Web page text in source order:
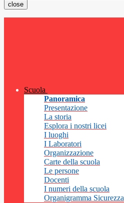
close
Scuola
Panoramica
Presentazione
La storia
Esplora i nostri licei
I luoghi
I Laboratori
Organizzazione
Carte della scuola
Le persone
Docenti
I numeri della scuola
Organigramma Sicurezza